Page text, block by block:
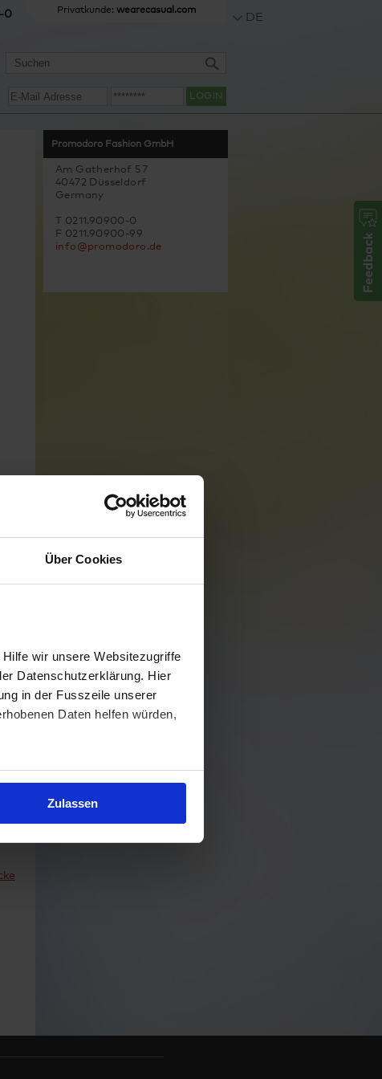
Über Cookies
wir unsere Websitezugriffe
Datenschutzerklärung. Hier
in der Fusszeile unserer
Daten helfen würden,
Zulassen
DE
Privatkunde: wearecasual.com
0
LOGIN
Promodoro Fashion GmbH
Am Gatherhof 57
40472 Düsseldorf
Germany
T 0211.90900-0
F 0211.90900-99
info@promodoro.de